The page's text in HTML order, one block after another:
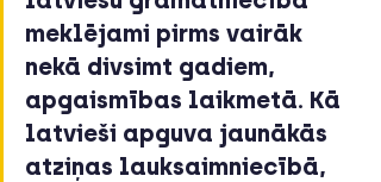
meklējami pirms vairāk
nekā divsimt gadiem,
apgaismības laikmetā. Kā
latvieši apguva jaunākās
atziņas lauksaimniecībā,